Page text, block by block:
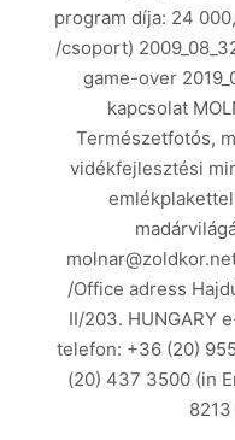
program díja: 24
/csoport)
game-over
kapcsolat
Természetfotós,
vidékfejlesztési
/Office adress
II/203. HUNGARY
telefon: +36 (20)
(20) 437 3500 (in